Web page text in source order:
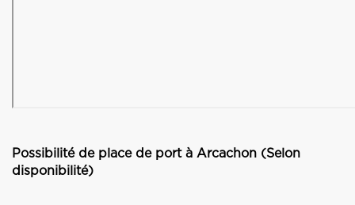
Possibilité de place de port à Arcachon (Selon
disponibilité)